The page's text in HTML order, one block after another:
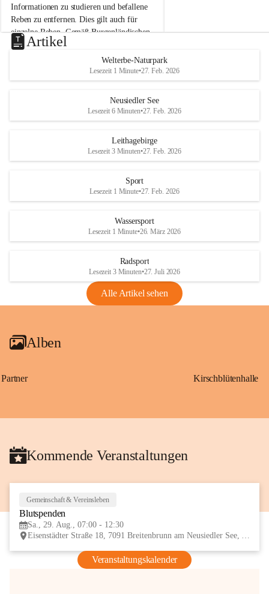
m
N
e
u
s
d
S
Informationen zu studieren und befallene
Reben zu entfernen. Dies gilt auch für
einzelne Reben. Gemäß Burgenländischen
Weinbaugesetz sind nicht gepflegte oder
unzulässige Weingärten zu roden! Bitte
helfen wir zusammen um unsere Winzer
vor den prognostizierten Ernteausfällen
und den daraus folgenden wirtschaftlichen
Maßnahmen zur Bekämpfung
Rebe und der Amerikanischen
Anhang VBl. EU Nr. 18
1 Seite•1,4 MB
VBl. EU Nr. 18_2026
u
e
d
r
S
Artikel
Welterbe-Naturpark
Lesezeit 1 Minute•27. Feb. 2026
Neusiedler See
Lesezeit 6 Minuten•27. Feb. 2026
Leithagebirge
Lesezeit 3 Minuten•27. Feb. 2026
Sport
Lesezeit 1 Minute•27. Feb. 2026
Wassersport
Lesezeit 1 Minute•26. März 2026
Radsport
Lesezeit 3 Minuten•27. Juli 2026
Alle Artikel sehen
Alben
Partner Kirschblütenhalle
Kommende Veranstaltungen
Gemeinschaft & Vereinsleben
Blutspenden
Sa., 29. Aug., 07:00 - 12:30
Eisenstädter Straße 18, 7091 Breitenbrunn am Neusiedler See, AUT
Veranstaltungskalender